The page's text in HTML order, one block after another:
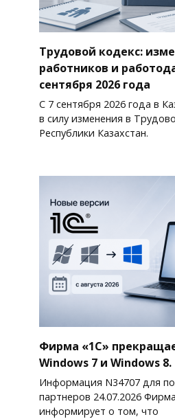
Трудовой кодекс:
работников и
сентября 2026 года
С 7 сентября 2026 года в
в силу изменения в
Республики Казахстан.
Фирма «1С»
Windows 7 и Windows 8.
Информация N34707 для
партнеров 24.07.2026
информирует о том, что